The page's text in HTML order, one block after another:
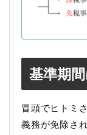
基準期
冒頭でヒトミ
義務が免除さ